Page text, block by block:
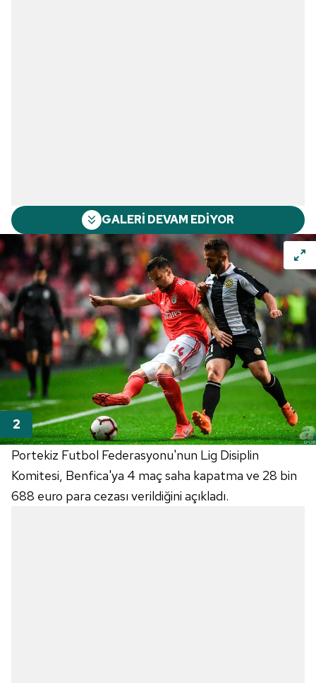
GALERİ DEVAM EDİYOR
Portekiz Futbol Federasyonu'nun Lig Disiplin
Komitesi, Benfica'ya 4 maç saha kapatma ve 28 bin
688 euro para cezası verildiğini açıkladı.